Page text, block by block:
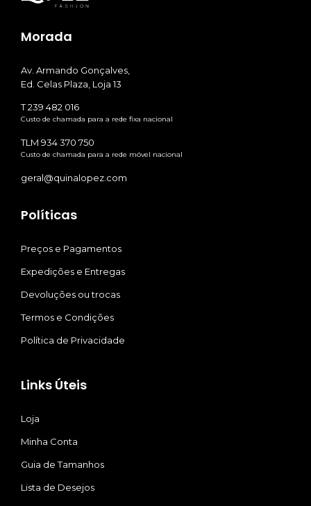
Morada
Av. Armando Gonçalves,
Ed. Celas Plaza, Loja 13
T 239 482 016
Custo de chamada para a rede fixa nacional
TLM 934 370 750
Custo de chamada para a rede móvel nacional
geral@quinalopez.com
Políticas
Preços e Pagamentos
Expedições e Entregas
Devoluções ou trocas
Termos e Condições
Política de Privacidade
Links Úteis
Loja
Minha Conta
Guia de Tamanhos
Lista de Desejos